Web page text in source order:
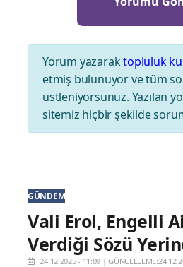
Yorum yazaraktopluluk
etmiş bulunuyor ve tüm
üstleniyorsunuz. Yazılan
sitemiz hiçbir şekilde
GÜNDEM
Vali Erol, Engelli
Verdiği Sözü
24.12.2025 - 11:09 |